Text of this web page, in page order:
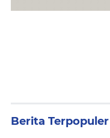
Berita Terpopuler